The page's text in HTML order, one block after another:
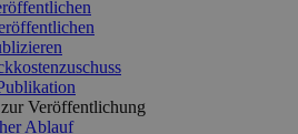
Veröffentlichung
Ablauf